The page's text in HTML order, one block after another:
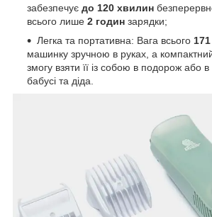
забезпечує до 120 хвилин
всього лише 2 годин зарядки;
Легка та портативна: Вага всього
машинку зручною в руках, а
змогу взяти її із собою в подорож або в
бабусі та діда.